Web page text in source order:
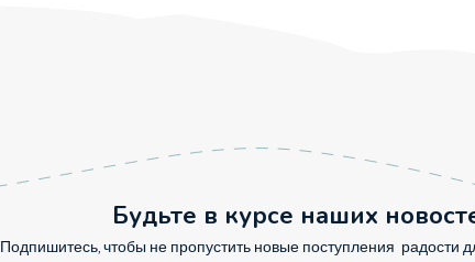
Будьте в курсе наших
Подпишитесь, чтобы не пропустить новые поступления